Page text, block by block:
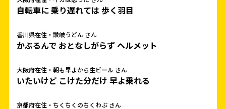
自転車に 乗り遅れては 歩く羽目
香川県在住・讃岐うどん さん
かぶるんで おとなしがらず ヘルメット
大阪府在住・朝も早よから生ビール さん
いたいけど こけた分だけ 早よ乗れる
京都府在住・ちくちくのちくわぶ さん